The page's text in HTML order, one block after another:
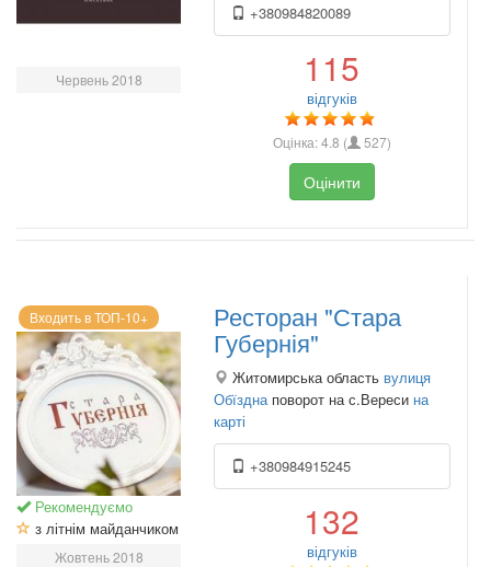
Червень 2018
+380984820089
115
відгуків
Оцінка:4.8 ( 527)
Оцінити
Входить в ТОП-10+
Рекомендуємо
з літнім майданчиком
Жовтень 2018
Ресторан "Стара
Губернія"
Житомирська область вулиця
Обїзднаповорот на с.Вереси на
карті
+380984915245
132
відгуків